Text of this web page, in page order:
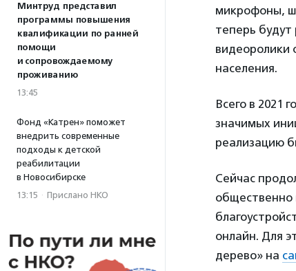
Минтруд представил
программы повышения
квалификации по ранней
помощи
и сопровождаемому
проживанию
13:45
Фонд «Катрен» поможет
внедрить современные
подходы к детской
реабилитации
в Новосибирске
13:15 · Прислано НКО
микрофоны,
теперь
видеоролики
населения.
Всего в 2021
значимых
реализацию
Сейчас
общественно
онлайн. Для
дерево» на